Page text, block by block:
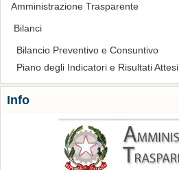
Amministrazione Trasparente
Bilanci
Bilancio Preventivo e Consuntivo
Piano degli Indicatori e Risultati
Info